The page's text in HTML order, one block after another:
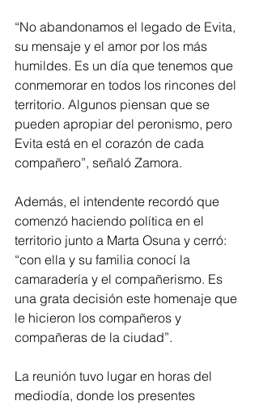
“No abandonamos el legado de Evita,
su mensaje y el amor por los más
humildes. Es un día que tenemos que
conmemorar en todos los rincones del
territorio. Algunos piensan que se
pueden apropiar del peronismo, pero
Evita está en el corazón de cada
compañero”, señaló Zamora.
Además, el intendente recordó que
comenzó haciendo política en el
territorio junto a Marta Osuna y cerró:
“con ella y su familia conocí la
camaradería y el compañerismo. Es
una grata decisión este homenaje que
le hicieron los compañeros y
compañeras de la ciudad”.
La reunión tuvo lugar en horas del
mediodía, donde los presentes